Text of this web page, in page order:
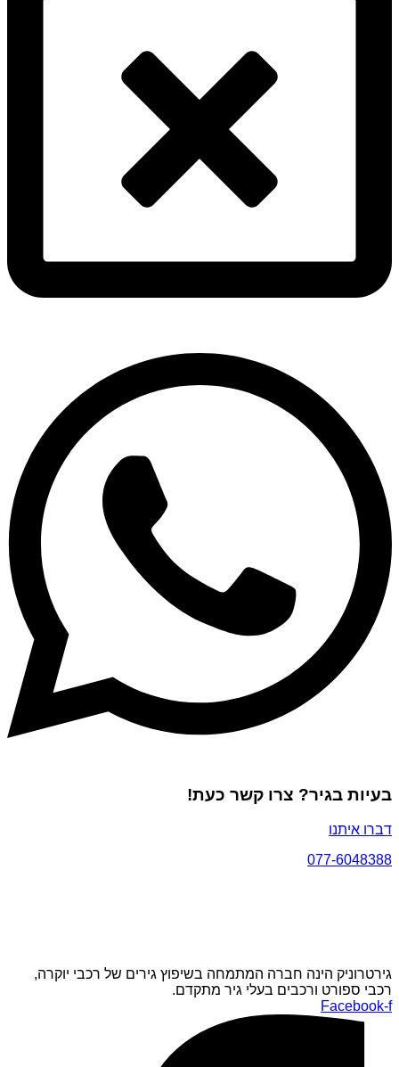
בעיות בגיר? צרו קשר כעת!
דברו איתנו
077-6048388
גירטרוניק הינה חברה המתמחה בשיפוץ גירים של רכבי יוקרה,
רכבי ספורט ורכבים בעלי גיר מתקדם.
Facebook-f